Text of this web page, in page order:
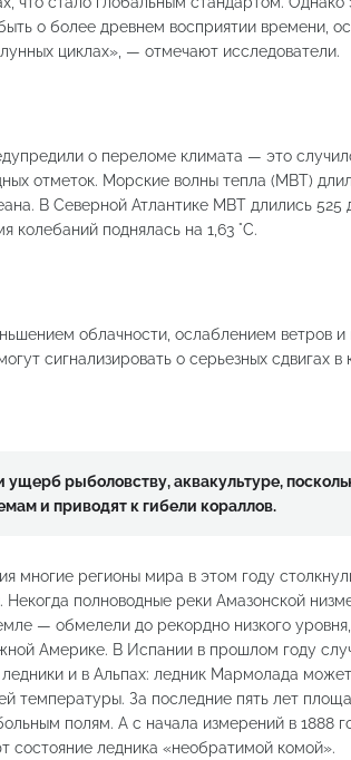
о более древнем восприятии времени,
циклах», — отмечают исследователи.
о переломе климата — это
отметок. Морские волны тепла (МВТ)
В Северной Атлантике МВТ длились 525
колебаний поднялась на 1,63 °C.
облачности, ослаблением ветров
сигнализировать о серьезных сдвигах
ущерб рыболовству, аквакультуре,
и приводят к гибели кораллов.
многие регионы мира в этом году
Некогда полноводные реки Амазонской
— обмелели до рекордно низкого
Америке. В Испании в прошлом году
и в Альпах: ледник Мармолада
температуры. За последние пять лет
полям. А с начала измерений в 1888
состояние ледника «необратимой комой».